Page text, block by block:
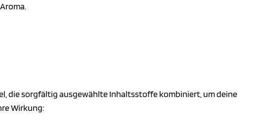
die sorgfältig ausgewählte Inhaltsstoffe kombiniert, um deine
Wirkung: